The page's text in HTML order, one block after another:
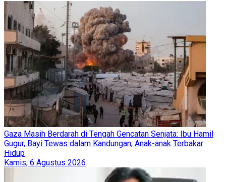
Gaza Masih Berdarah di Tengah Gencatan Senjata: Ibu Hamil
Gugur, Bayi Tewas dalam Kandungan, Anak-anak Terbakar
Hidup
Kamis, 6 Agustus 2026